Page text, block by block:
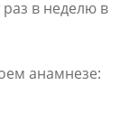
в неделю в
анамнезе: